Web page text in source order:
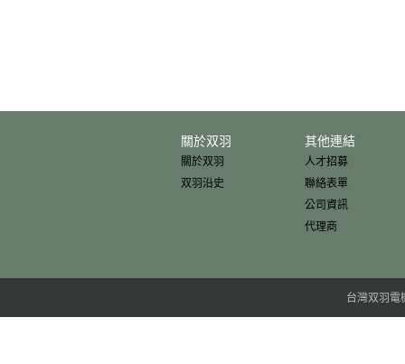
關於双羽
關於双羽
双羽沿史
其他連結
人才招募
聯絡表單
公司資訊
代理商
台灣双羽電